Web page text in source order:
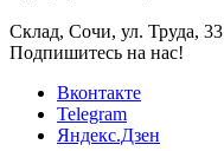
Склад, Сочи, ул. Труда, 33
Подпишитесь на нас!
Вконтакте
Telegram
Яндекс.Дзен